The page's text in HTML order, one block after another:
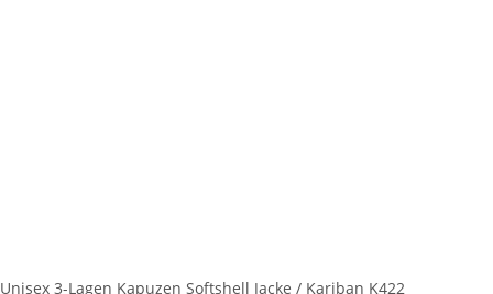
Unisex 3-Lagen Kapuzen Softshell Jacke / Kariban K422